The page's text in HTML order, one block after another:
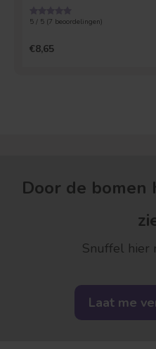
5 / 5 (7 beoordelingen)
€8,65
Door de bomen
Snuffel hier
Laat me